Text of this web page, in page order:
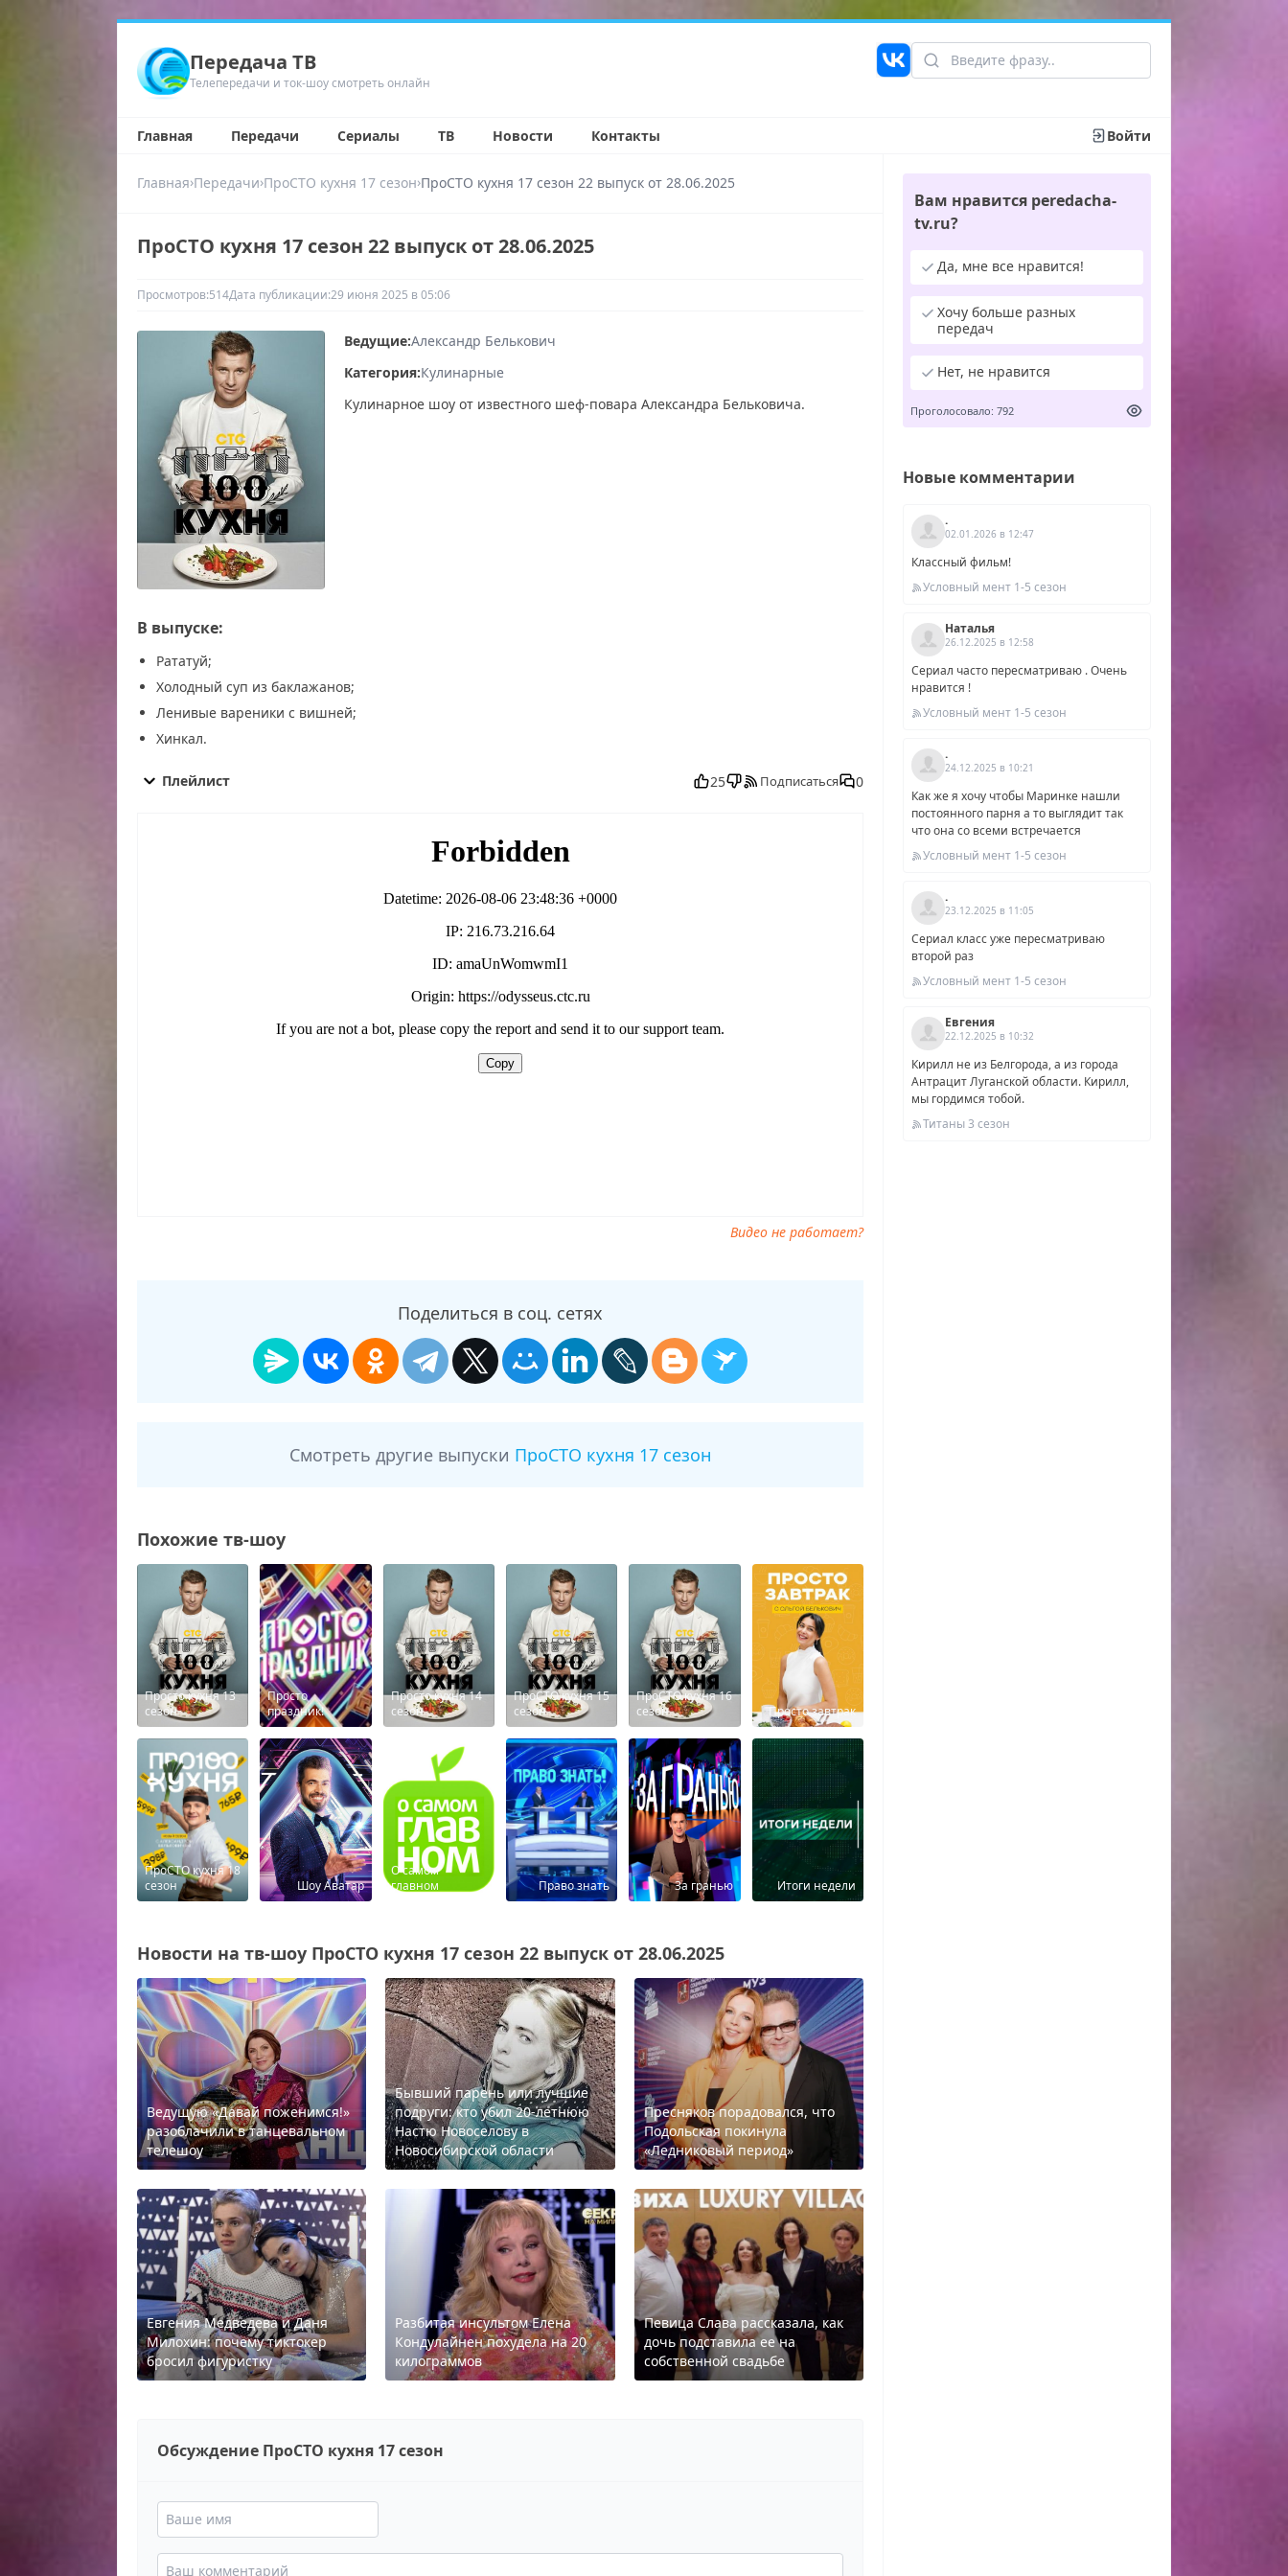
Передача ТВ
Телепередачи и ток-шоу смотреть онлайн
Главная Передачи Сериалы ТВ Новости Контакты Войти
Главная›Передачи›ПроСТО кухня 17 сезон›ПроСТО кухня 17 сезон 22 выпуск от 28.06.2025
ПроСТО кухня 17 сезон 22 выпуск от 28.06.2025
Просмотров:514Дата публикации:29 июня 2025 в 05:06
Ведущие:Александр Белькович
Категория:Кулинарные
Кулинарное шоу от известного шеф-повара Александра Бельковича.
В выпуске:
Рататуй;
Холодный суп из баклажанов;
Ленивые вареники с вишней;
Хинкал.
от 28.06.2025 смотреть онлайн, ПроСТО кухня 17 сезон 22 выпуск от 28.06.2025 последний выпуск, смотреть
выпуск от 28.06.2025 эфир, ПроСТО кухня 17 сезон 22 выпуск от 28.06.2025 прямо сейчас, ПроСТО кухня 17 сезон
22 выпуск от 28.06.2025 телепередача, прямой эфир ПроСТО кухня 17 сезон 22 выпуск от 28.06.2025 онлайн
от 28.06.2025 онлайн, самое интересное в ПроСТО кухня 17 сезон 22 выпуск от 28.06.2025, ПроСТО кухня 17 сезон
шоу ПроСТО кухня 17 сезон 22 выпуск от 28.06.2025, смотреть программу ПроСТО кухня 17 сезон 22 выпуск от
Плейлист 25 Подписаться 0
Видео не работает?
Поделиться в соц. сетях
Смотреть другие выпуски ПроСТО кухня 17 сезон
Похожие тв-шоу
Просто кухня 13
сезон
Просто
праздник!
Просто кухня 14
сезон
ПроСТО кухня 15
сезон
ПроСТО кухня 16
сезон
Просто завтрак
ПроСТО кухня 18
сезон
Шоу Аватар
О самом
главном
Право знать За гранью Итоги недели
Новости на тв-шоу ПроСТО кухня 17 сезон 22 выпуск от 28.06.2025
Ведущую «Давай поженимся!»
разоблачили в танцевальном
телешоу
Бывший парень или лучшие
подруги: кто убил 20-летнюю
Настю Новоселову в
Новосибирской области
Пресняков порадовался, что
Подольская покинула
«Ледниковый период»
Евгения Медведева и Даня
Милохин: почему тиктокер
бросил фигуристку
Разбитая инсультом Елена
Кондулайнен похудела на 20
килограммов
Певица Слава рассказала, как
дочь подставила ее на
собственной свадьбе
Обсуждение ПроСТО кухня 17 сезон
Вам нравится peredacha-
tv.ru?
Да, мне все нравится!
Хочу больше разных
передач
Нет, не нравится
Проголосовало: 792
Новые комментарии
.
02.01.2026 в 12:47
Классный фильм!
Условный мент 1-5 сезон
Наталья
26.12.2025 в 12:58
Сериал часто пересматриваю . Очень
нравится !
Условный мент 1-5 сезон
.
24.12.2025 в 10:21
Как же я хочу чтобы Маринке нашли
постоянного парня а то выглядит так
что она со всеми встречается
Условный мент 1-5 сезон
.
23.12.2025 в 11:05
Сериал класс уже пересматриваю
второй раз
Условный мент 1-5 сезон
Евгения
22.12.2025 в 10:32
Кирилл не из Белгорода, а из города
Антрацит Луганской области. Кирилл,
мы гордимся тобой.
Титаны 3 сезон